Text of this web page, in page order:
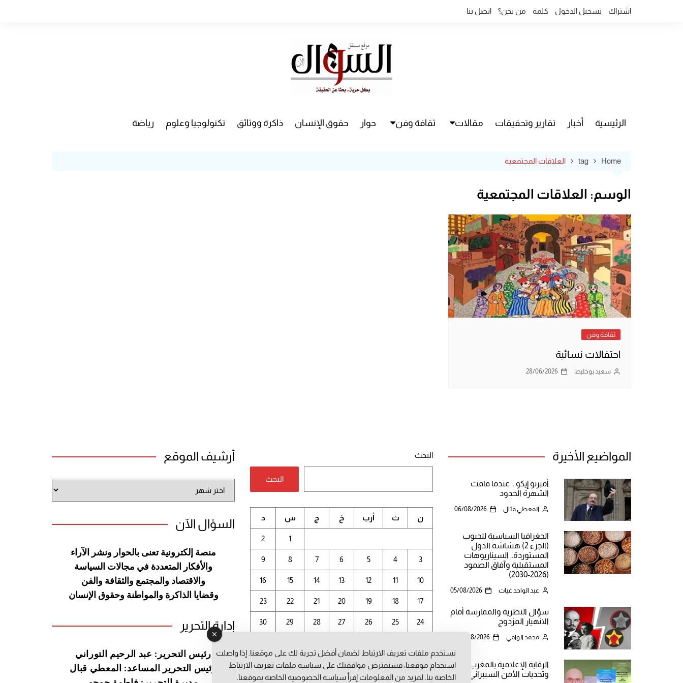
اشتراك تسجيل الدخول كلمة من نحن؟ اتصل بنا
الرئيسية أخبار تقارير وتحقيقات مقالات ثقافة وفن حوار حقوق الإنسان ذاكرة ووثائق تكنولوجيا وعلوم رياضة
Home
tag العلاقات المجتمعية
الوسم: العلاقات المجتمعية
ثقافة وفن
احتفالات نسائية
سعيد بوخليط 28/06/2026
المواضيع الأخيرة
أمبرتو إيكو .. عندما فاقت
الشهرة الحدود
المعطي قبّال 06/08/2026
الجغرافيا السياسية للحبوب
(الجزء 2) هشاشة الدول
المستوردة.. السيناريوهات
المستقبلية وآفاق الصمود
(2026-2030)
عبد الواحد غيات 05/08/2026
سؤال النظرية والممارسة أمام
الانهيار المزدوج
محمد الوافي 05/08/2026
الرقابة الإعلامية بالمغرب
وتحديات الأمن السيبراني
البحث
البحث
أغسطس 2026
ن ث أرب خ ج س د
1
2
3
4
5
6
7
8
9
10
11
12
13
14
15
16
17
18
19
20
21
22
23
24
25
26
27
28
29
30
أرشيف الموقع
الموقع
السؤال الآن
منصة إلكترونية تعنى بالحوار ونشر
الآراء
والأفكار المتعددة في مجالات السياسة
والاقتصاد والمجتمع والثقافة والفن
وقضايا الذاكرة والمواطنة وحقوق الإنسان
إدارة التحرير
رئيس التحرير: عبد الرحيم التوراني
رئيس التحرير المساعد: المعطي قبال
نستخدم ملفات تعريف الارتباط لضمان أفضل تجربة لك على موقعنا. إذا واصلت
استخدام موقعنا، فسنفترض موافقتك على سياسة ملفات تعريف الارتباط
الخاصة بنا. لمزيد من المعلومات إقرأ سياسة الخصوصيةالخاصة بموقعنا.